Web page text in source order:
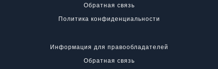
Обратная связь
Политика конфиденциальности
Информация для правообладателей
Обратная связь